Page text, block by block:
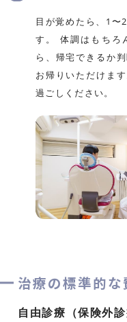
目が覚めたら、1〜
す。 体調はもちろ
ら、帰宅できるか
お帰りいただけま
過ごしください。
治療の標準的な
自由診療（保険外